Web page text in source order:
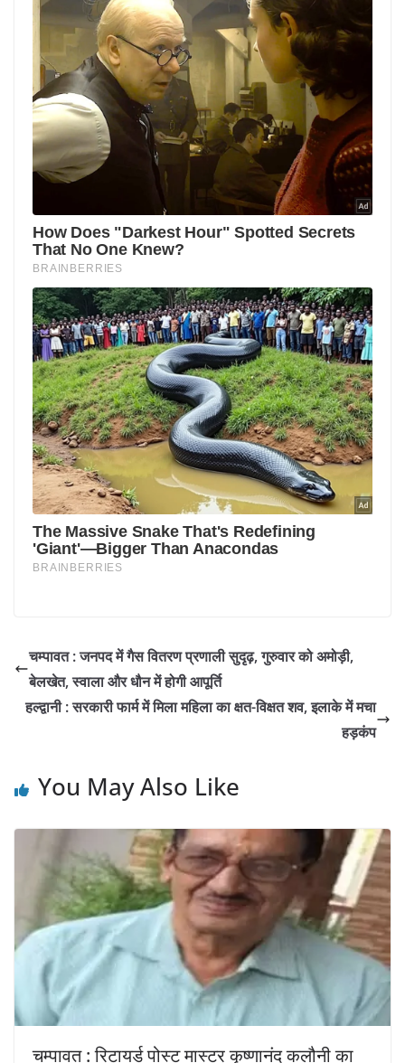
चम्पावत : जनपद में गैस वितरण प्रणाली सुदृढ़, गुरुवार को अमोड़ी,
बेलखेत, स्वाला और धौन में होगी आपूर्ति
हल्द्वानी : सरकारी फार्म में मिला महिला का क्षत-विक्षत शव, इलाके में मचा
हड़कंप
You May Also Like
चम्पावत : रिटायर्ड पोस्ट मास्टर कृष्णानंद कलौनी का